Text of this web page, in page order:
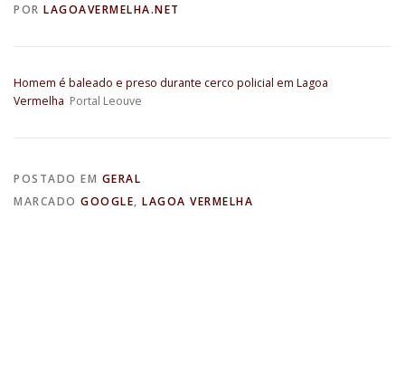
POR LAGOAVERMELHA.NET
Homem é baleado e preso durante cerco policial em Lagoa
Vermelha Portal Leouve
POSTADO EM GERAL
MARCADO GOOGLE, LAGOA VERMELHA